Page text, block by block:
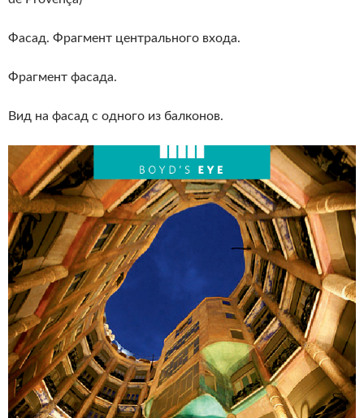
Фасад. Фрагмент центрального входа.
Фрагмент фасада.
Вид на фасад с одного из балконов.